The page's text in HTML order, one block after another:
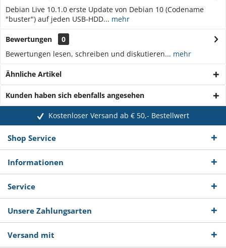
Debian Live 10.1.0 erste Update von Debian 10 (Codename
"buster") auf jeden USB-HDD... mehr
Bewertungen
0
Bewertungen lesen, schreiben und diskutieren... mehr
Ähnliche Artikel
Kunden haben sich ebenfalls angesehen
Kostenloser Versand ab € 50,- Bestellwert
Shop Service
Informationen
Service
Unsere Zahlungsarten
Versand mit